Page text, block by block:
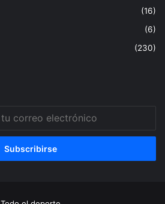
(16)
(6)
(230)